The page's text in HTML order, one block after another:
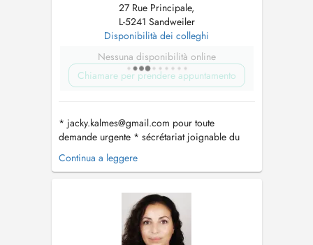
27 Rue Principale,
L-5241 Sandweiler
Disponibilità dei colleghi
Nessuna disponibilità online
Chiamare per prendere appuntamento
* jacky.kalmes@gmail.com pour toute
demande urgente * sécrétariat joignable du
lundi-vendredi de 8h-11h au numéro 35 04 56
* horaires des consultations UNIQUEMENT
8h-11h45 et 14h-16h30 - Mer: 8h-11h45 et 14h-
16h30 - Jeu: absente - Ven:...
Continua a leggere